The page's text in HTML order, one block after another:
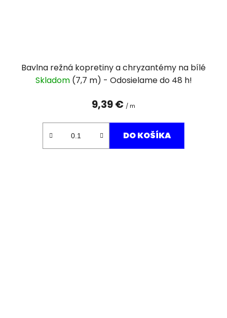
Bavlna režná kopretiny a chryzantémy na bílé
Skladom (7,7 m)
9,39 € / m
DO KOŠÍKA